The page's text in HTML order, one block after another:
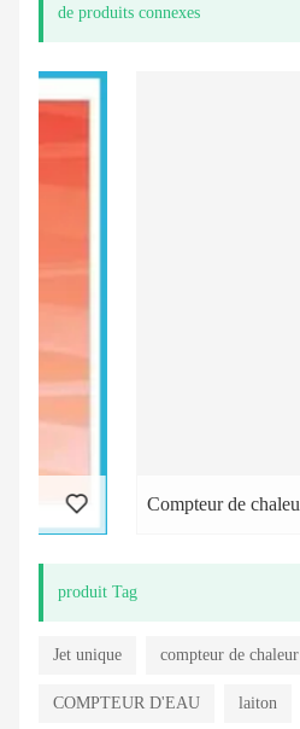
de produits connexes
produit Tag
Jet unique compteur de chaleur
COMPTEUR D'EAU laiton